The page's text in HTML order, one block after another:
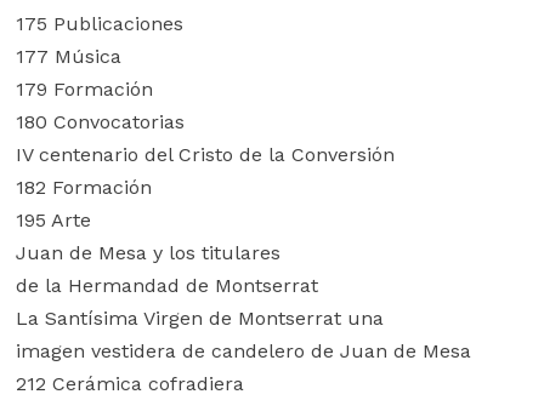
175 Publicaciones
177 Música
179 Formación
180 Convocatorias
IV centenario del Cristo de la Conversión
182 Formación
195 Arte
Juan de Mesa y los titulares
de la Hermandad de Montserrat
La Santísima Virgen de Montserrat una
imagen vestidera de candelero de Juan de Mesa
212 Cerámica cofradiera